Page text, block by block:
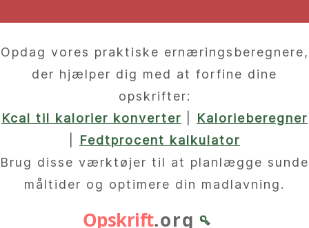
Opdag vores praktiske ernæringsberegnere,
der hjælper dig med at forfine dine
opskrifter:
Kcal til kalorier konverter
Kalorieberegner
Fedtprocent kalkulator
Brug disse værktøjer til at planlægge sunde
måltider og optimere din madlavning.
Opskrift.org 🥄